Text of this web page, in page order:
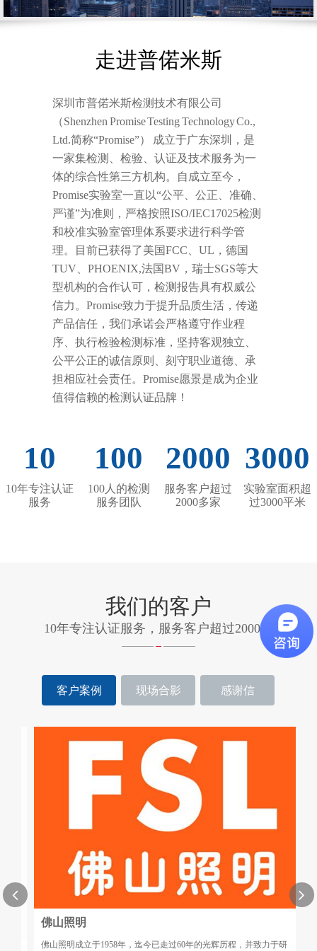
走进普偌米斯
深圳市普偌米斯检测技术有限公司
（Shenzhen Promise Testing Technology Co.,
Ltd.简称“Promise”） 成立于广东深圳，是
一家集检测、检验、认证及技术服务为一
体的综合性第三方机构。自成立至今，
Promise实验室一直以“公平、公正、准确、
严谨”为准则，严格按照ISO/IEC17025检测
和校准实验室管理体系要求进行科学管
理。目前已获得了美国FCC、UL，德国
TUV、PHOENIX,法国BV，瑞士SGS等大
型机构的合作认可，检测报告具有权威公
信力。Promise致力于提升品质生活，传递
产品信任，我们承诺会严格遵守作业程
序、执行检验检测标准，坚持客观独立、
公平公正的诚信原则、刻守职业道德、承
担相应社会责任。Promise愿景是成为企业
值得信赖的检测认证品牌！
10
10年专注认证
服务
100
100人的检测
服务团队
2000
服务客户超过
2000多家
3000
实验室面积超
过3000平米
我们的客户
10年专注认证服务，服务客户超过2000家
客户案例 现场合影 感谢信
佛山照明
佛山照明成立于1958年，迄今已走过60年的光辉历程，并致力于研